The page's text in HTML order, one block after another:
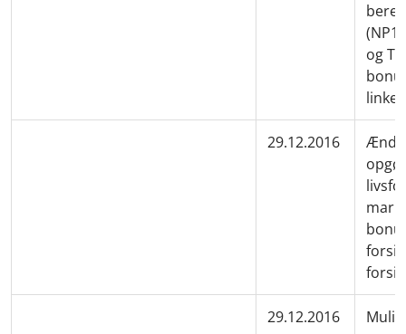
og
29.12.2016
29.12.2016